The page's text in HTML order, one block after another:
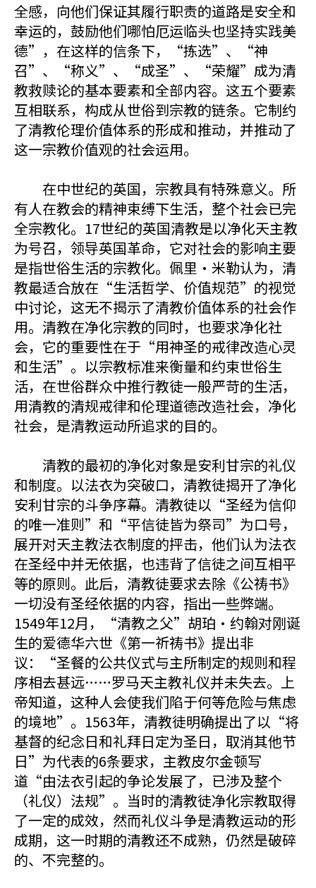
全感，向他们保证其履行职责的道路是安全和
幸运的，鼓励他们哪怕厄运临头也坚持实践美
德”，在这样的信条下，“拣选”、“神
召”、“称义”、“成圣”、“荣耀”成为清
教救赎论的基本要素和全部内容。这五个要素
互相联系，构成从世俗到宗教的链条。它制约
了清教伦理价值体系的形成和推动，并推动了
这一宗教价值观的社会运用。
在中世纪的英国，宗教具有特殊意义。所
有人在教会的精神束缚下生活，整个社会已完
全宗教化。17世纪的英国清教是以净化天主教
为号召，领导英国革命，它对社会的影响主要
是指世俗生活的宗教化。佩里・米勒认为，清
教最适合放在“生活哲学、价值规范”的视觉
中讨论，这无不揭示了清教价值体系的社会作
用。清教在净化宗教的同时，也要求净化社
会，它的重要性在于“用神圣的戒律改造心灵
和生活”。以宗教标准来衡量和约束世俗生
活，在世俗群众中推行教徒一般严苛的生活，
用清教的清规戒律和伦理道德改造社会，净化
社会，是清教运动所追求的目的。
清教的最初的净化对象是安利甘宗的礼仪
和制度。以法衣为突破口，清教徒揭开了净化
安利甘宗的斗争序幕。清教徒以“圣经为信仰
的唯一准则”和“平信徒皆为祭司”为口号，
展开对天主教法衣制度的抨击，他们认为法衣
在圣经中并无依据，也违背了信徒之间互相平
等的原则。此后，清教徒要求去除《公祷书》
一切没有圣经依据的内容，指出一些弊端。
1549年12月，“清教之父”胡珀・约翰对刚诞
生的爱德华六世《第一祈祷书》提出非
议：“圣餐的公共仪式与主所制定的规则和程
序相去甚远……罗马天主教礼仪并未失去。上
帝知道，这种人会使我们陷于何等危险与焦虑
的境地”。1563年，清教徒明确提出了以“将
基督的纪念日和礼拜日定为圣日，取消其他节
日”为代表的6条要求，主教皮尔金顿写
道“由法衣引起的争论发展了，已涉及整个
（礼仪）法规”。当时的清教徒净化宗教取得
了一定的成效，然而礼仪斗争是清教运动的形
成期，这一时期的清教还不成熟，仍然是破碎
的、不完整的。